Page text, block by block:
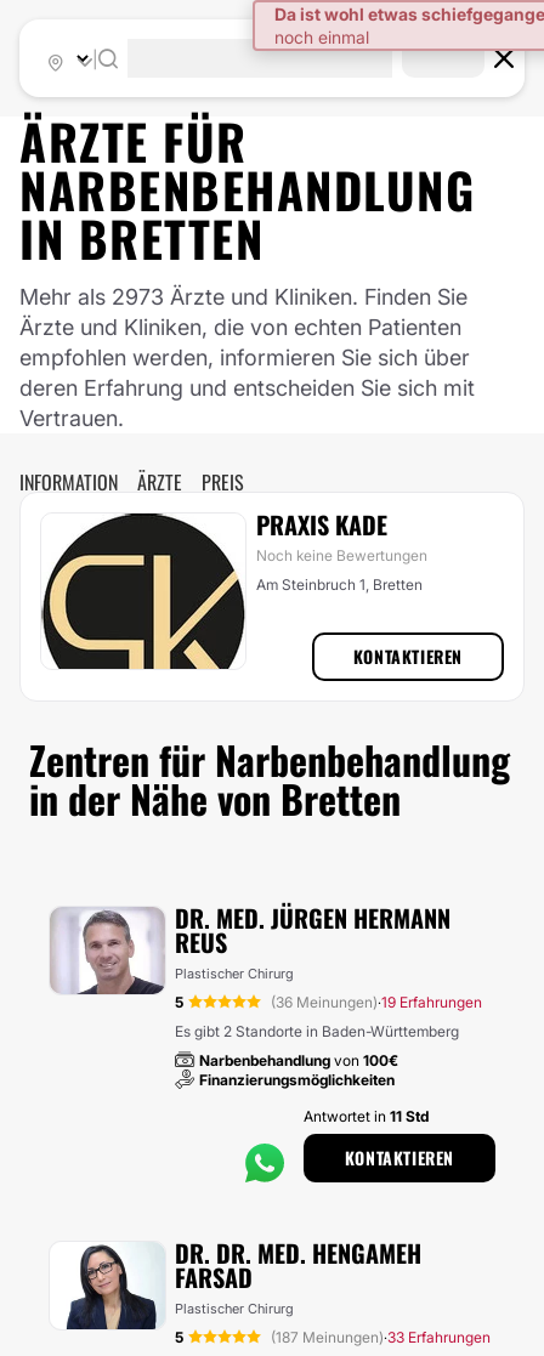
ÄRZTE FÜR
NARBENBEHANDLUNG
IN BRETTEN
Mehr als 2973 Ärzte und Kliniken. Finden Sie
Ärzte und Kliniken, die von echten Patienten
empfohlen werden, informieren Sie sich über
deren Erfahrung und entscheiden Sie sich mit
Vertrauen.
INFORMATION ÄRZTE PREIS
PRAXIS KADE
Noch keine Bewertungen
Am Steinbruch 1, Bretten
KONTAKTIEREN
Zentren für Narbenbehandlung
in der Nähe von Bretten
DR. MED. JÜRGEN HERMANN
REUS
Plastischer Chirurg
5 (36 Meinungen)·19 Erfahrungen
Es gibt 2 Standorte in Baden-Württemberg
Narbenbehandlung von 100€
Finanzierungsmöglichkeiten
Antwortet in 11 Std
KONTAKTIEREN
DR. DR. MED. HENGAMEH
FARSAD
Plastischer Chirurg
5 (187 Meinungen)·33 Erfahrungen